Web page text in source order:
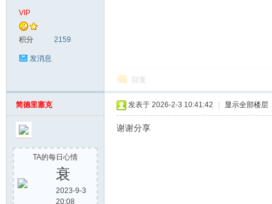
VIP
积分 2159
发消息
回复
简德里塞克
TA的每日心情
衰
2023-9-3
20:08
发表于 2026-2-3 10:41:42 显示全部楼层
谢谢分享